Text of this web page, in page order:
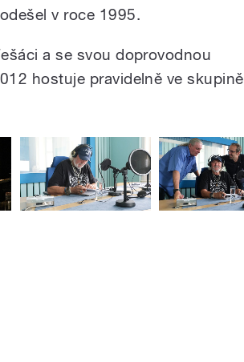
v roce 1995.
a se svou doprovodnou
hostuje pravidelně ve skupině